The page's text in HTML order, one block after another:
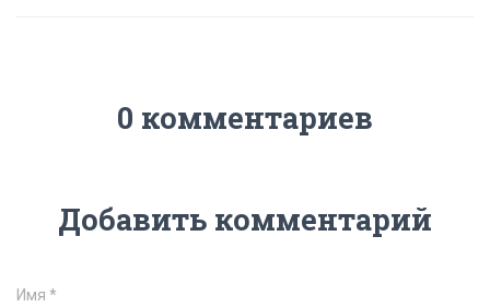
0 комментариев
Добавить комментарий
Имя *